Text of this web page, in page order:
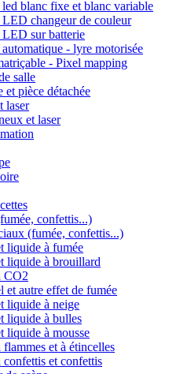
blanc fixe et blanc variable
LED changeur de couleur
LED sur batterie
- lyre motorisée
- Pixel mapping
salle
et pièce détachée
laser
et laser
confettis...)
(fumée, confettis...)
liquide à fumée
liquide à brouillard
CO2
et autre effet de fumée
liquide à neige
liquide à bulles
liquide à mousse
et à étincelles
confettis et confettis